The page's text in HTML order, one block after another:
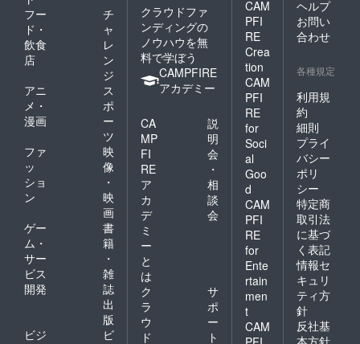
フー
ド・
飲食
店
チ
ャ
レ
ン
ジ
アニ
メ・
漫画
ス
ポ
ー
ツ
ファ
ッ
ショ
ン
映
像
・
映
画
ゲー
ム・
サー
ビス
開発
書
籍
・
雑
誌
出
版
ビジ
ビ
クラウドファ
ンディングの
ノウハウを無
料で学ぼう
CAMPFIRE
アカデミー
CA
MP
FI
RE
ア
カ
デ
ミ
ー
と
は
説
明
会
・
相
談
会
ク
ラ
ウ
ド
サ
ポ
ー
ト
CAM
PFI
RE
Crea
tion
CAM
PFI
RE
for
Soci
al
Goo
d
CAM
PFI
RE
for
Ente
rtain
men
t
CAM
ヘルプ
お問い
合わせ
各種規定
利用規
約
細則
プライ
バシー
ポリ
シー
特定商
取引法
に基づ
く表記
情報セ
キュリ
ティ方
針
反社基